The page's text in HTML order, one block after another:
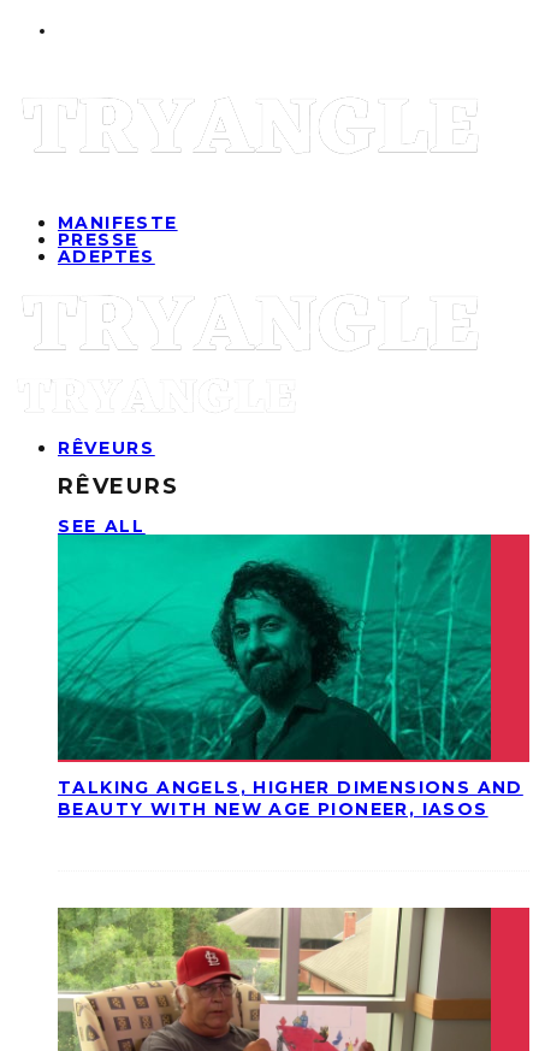
MANIFESTE
PRESSE
ADEPTES
RÊVEURS
RÊVEURS
SEE ALL
TALKING ANGELS, HIGHER DIMENSIONS AND
BEAUTY WITH NEW AGE PIONEER, IASOS